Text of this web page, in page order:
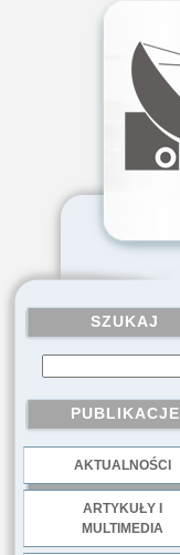
SZUKAJ
PUBLIKACJE
AKTUALNOŚCI
ARTYKUŁY I
MULTIMEDIA